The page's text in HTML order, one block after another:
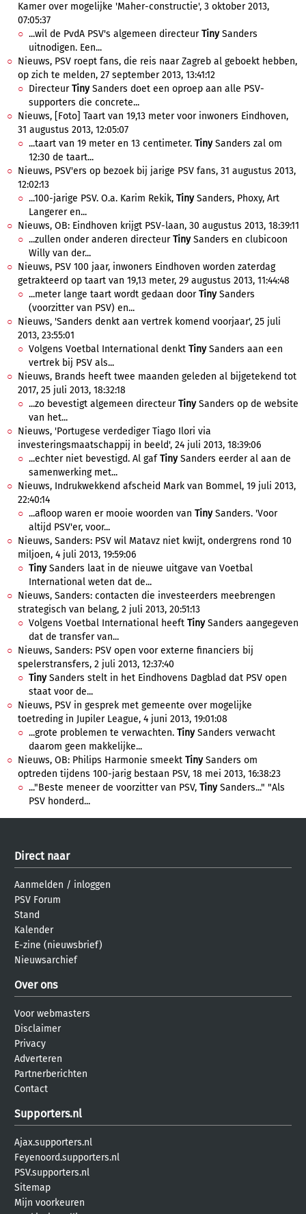
Kamer over mogelijke 'Maher-constructie', 3 oktober 2013,
07:05:37
...wil de PvdA PSV's algemeen directeurTinySanders
uitnodigen. Een...
Nieuws, PSV roept fans, die reis naar Zagreb al geboekt hebben,
op zich te melden, 27 september 2013, 13:41:12
DirecteurTinySanders doet een oproep aan alle PSV-
supporters die concrete...
Nieuws, [Foto] Taart van 19,13 meter voor inwoners Eindhoven,
31 augustus 2013, 12:05:07
...taart van 19 meter en 13 centimeter. TinySanders zal om
12:30 de taart...
Nieuws, PSV'ers op bezoek bij jarige PSV fans, 31 augustus 2013,
12:02:13
...100-jarige PSV. O.a. Karim Rekik, TinySanders, Phoxy, Art
Langerer en...
Nieuws, OB: Eindhoven krijgt PSV-laan, 30 augustus 2013, 18:39:11
...zullen onder anderen directeurTinySanders en clubicoon
Willy van der...
Nieuws, PSV 100 jaar, inwoners Eindhoven worden zaterdag
getrakteerd op taart van 19,13 meter, 29 augustus 2013, 11:44:48
...meter lange taart wordt gedaan doorTinySanders
(voorzitter van PSV) en...
Nieuws, 'Sanders denkt aan vertrek komend voorjaar', 25 juli
2013, 23:55:01
Volgens Voetbal International denkt TinySanders aan een
vertrek bij PSV als...
Nieuws, Brands heeft twee maanden geleden al bijgetekend tot
2017, 25 juli 2013, 18:32:18
...zo bevestigt algemeen directeurTinySanders op de website
van het...
Nieuws, 'Portugese verdediger Tiago Ilori via
investeringsmaatschappij in beeld', 24 juli 2013, 18:39:06
...echter niet bevestigd. Al gafTinySanders eerder al aan de
samenwerking met...
Nieuws, Indrukwekkend afscheid Mark van Bommel, 19 juli 2013,
22:40:14
...afloop waren er mooie woorden van TinySanders. 'Voor
altijd PSV'er, voor...
Nieuws, Sanders: PSV wil Matavz niet kwijt, ondergrens rond 10
miljoen, 4 juli 2013, 19:59:06
TinySanders laat in de nieuwe uitgave van Voetbal
International weten dat de...
Nieuws, Sanders: contacten die investeerders meebrengen
strategisch van belang, 2 juli 2013, 20:51:13
Volgens Voetbal International heeft TinySanders aangegeven
dat de transfer van...
Nieuws, Sanders: PSV open voor externe financiers bij
spelerstransfers, 2 juli 2013, 12:37:40
TinySanders stelt in het Eindhovens Dagblad dat PSV open
staat voor de...
Nieuws, PSV in gesprek met gemeente over mogelijke
toetreding in Jupiler League, 4 juni 2013, 19:01:08
...grote problemen te verwachten. TinySanders verwacht
daarom geen makkelijke...
Nieuws, OB: Philips Harmonie smeekt TinySanders om
optreden tijdens 100-jarig bestaan PSV, 18 mei 2013, 16:38:23
..."Beste meneer de voorzitter van PSV, TinySanders..." "Als
PSV honderd...
Direct naar
Aanmelden / inloggen
PSV Forum
Stand
Kalender
E-zine (nieuwsbrief)
Nieuwsarchief
Over ons
Voor webmasters
Disclaimer
Privacy
Adverteren
Partnerberichten
Contact
Supporters.nl
Ajax.supporters.nl
Feyenoord.supporters.nl
PSV.supporters.nl
Sitemap
Mijn voorkeuren